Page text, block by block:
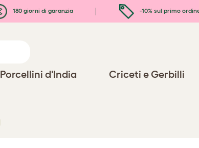
180 giorni di garanzia -10% sul primo
Porcellini d'India Criceti e Gerbilli